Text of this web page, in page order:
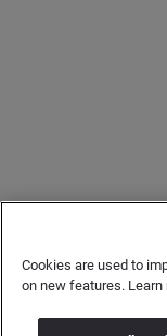
Copyright © 2026
Cookies are used to
on new features. Learn